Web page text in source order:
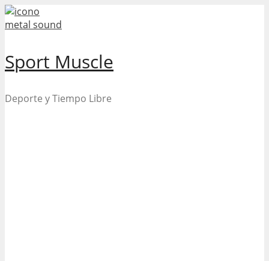
Skip
to
Sport Muscle
Deporte y Tiempo Libre